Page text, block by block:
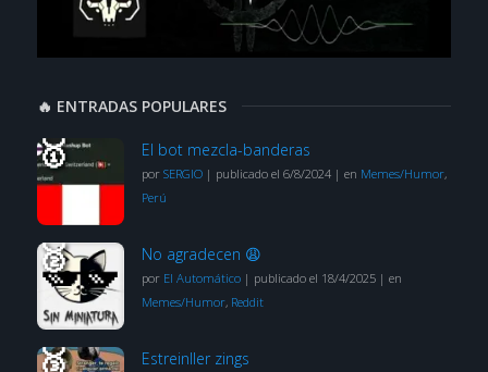
🔥 ENTRADAS POPULARES
El bot mezcla-banderas
por SERGIO| publicado el 6/8/2024| en Memes/Humor,
Perú
No agradecen 😩
por El Automático| publicado el 18/4/2025| en
Memes/Humor, Reddit
Estreinller zings